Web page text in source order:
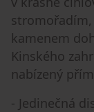
stromořadím,
kamenem
Kinského
nabízený
- Jedinečná